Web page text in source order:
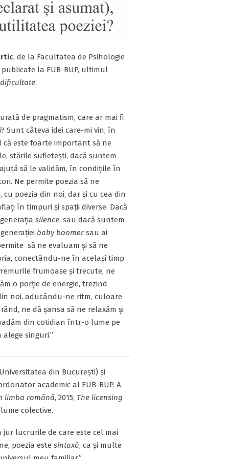
, de la Facultatea de Psihologie
la EUB-BUP, ultimul
.
de pragmatism, care ar mai fi
Sunt câteva idei care-mi vin; în
că este foarte important să ne
stările sufletești, dacă suntem
să le validăm, în condițiile în
Ne permite poezia să ne
cu poezia din noi, dar și cu cea din
în timpuri și spații diverse. Dacă
silence, sau dacă suntem
baby boomer sau ai
să ne evaluam și să ne
conectându-ne în același timp
frumoase și trecute, ne
o porție de energie, trezind
noi, aducându-ne ritm, culoare
ne dă șansa să ne relaxăm și
din cotidian într-o lume pe
singuri.”
din București) și
academic al EUB-BUP. A
limba română, 2015; The licensing
colective.
jur lucrurile de care este cel mai
poezia estesintaxă, ca și multe